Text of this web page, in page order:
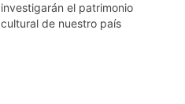
investigarán el patrimonio
cultural de nuestro país